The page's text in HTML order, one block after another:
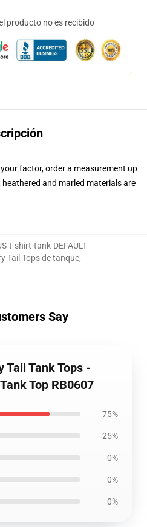
producto no es recibido
factor, order a measurement up
and marled materials are
t-shirt-tank-DEFAULT
Tail Tops de tanque,
Say
Tail Tank Tops -
Top RB0607
75%
25%
0%
0%
0%